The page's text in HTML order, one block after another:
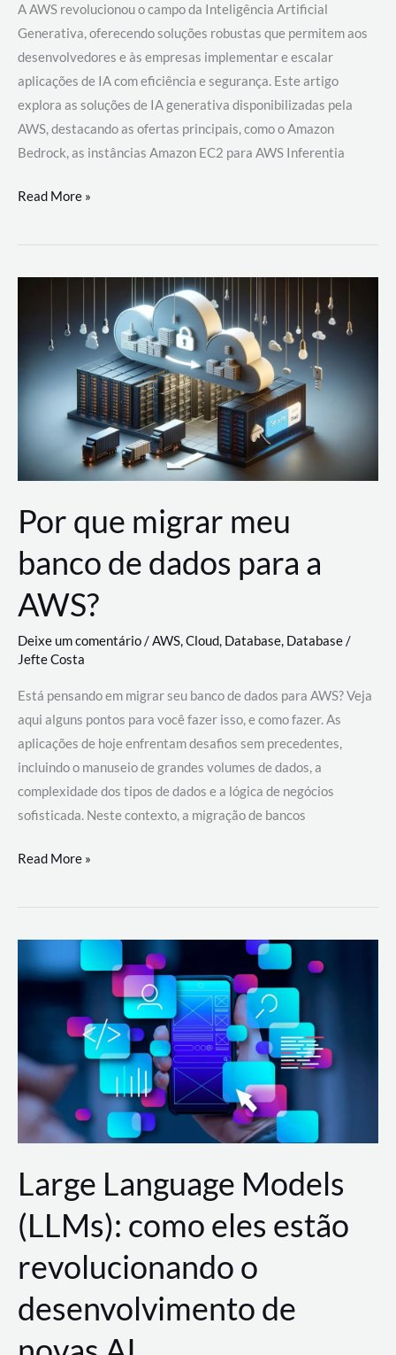
A AWS revolucionou o campo da Inteligência Artificial
Generativa, oferecendo soluções robustas que permitem aos
desenvolvedores e às empresas implementar e escalar
aplicações de IA com eficiência e segurança. Este artigo
explora as soluções de IA generativa disponibilizadas pela
AWS, destacando as ofertas principais, como o Amazon
Bedrock, as instâncias Amazon EC2 para AWS Inferentia
Utilizando
Soluções
AWS
Read More »
Por que migrar meu
banco de dados para a
AWS?
Deixe um comentário/AWS,Cloud, Database, Database/
Jefte Costa
Está pensando em migrar seu banco de dados para AWS? Veja
aqui alguns pontos para você fazer isso, e como fazer. As
aplicações de hoje enfrentam desafios sem precedentes,
incluindo o manuseio de grandes volumes de dados, a
complexidade dos tipos de dados e a lógica de negócios
sofisticada. Neste contexto, a migração de bancos
Por
migrar
de
a
AWS?
Read More »
Large Language Models
(LLMs): como eles estão
revolucionando o
desenvolvimento de